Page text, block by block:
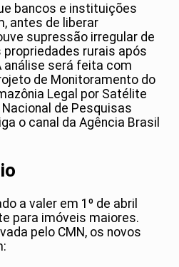
bancos e instituições
antes de liberar
supressão irregular de
rurais após
análise será feita com
de Monitoramento do
Legal por Satélite
de Pesquisas
o canal da Agência Brasil
a valer em 1º de abril
para imóveis maiores.
pelo CMN, os novos